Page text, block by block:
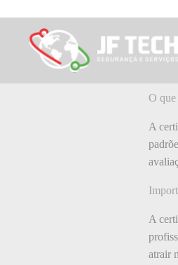
para
conteúdo
O
O
A
A
atrair